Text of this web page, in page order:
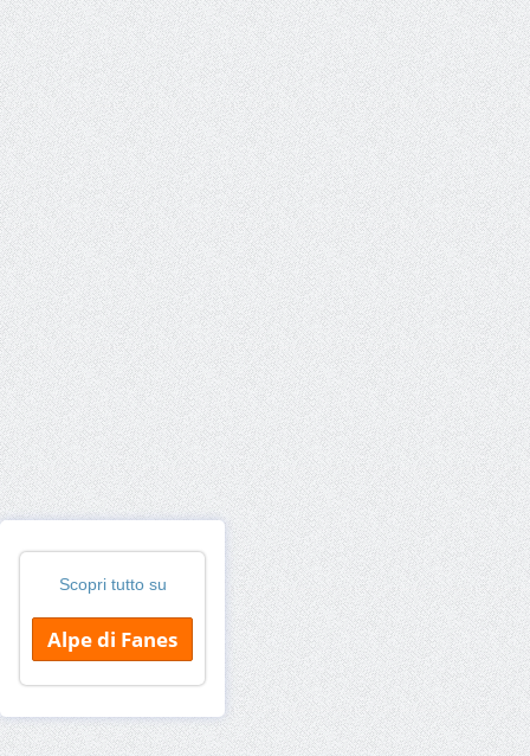
Scopri tutto su
Alpe di Fanes